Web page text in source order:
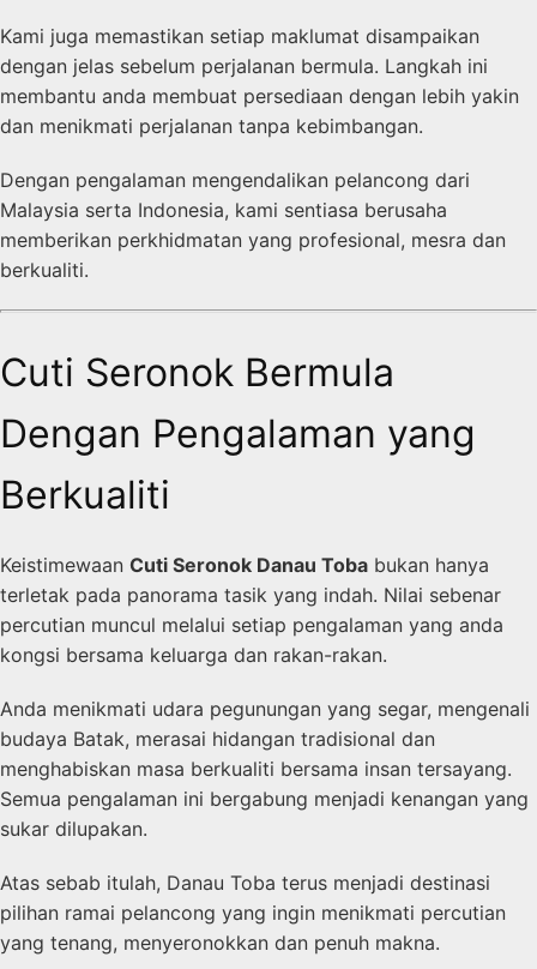
Kami juga memastikan setiap maklumat disampaikan
dengan jelas sebelum perjalanan bermula. Langkah ini
membantu anda membuat persediaan dengan lebih yakin
dan menikmati perjalanan tanpa kebimbangan.
Dengan pengalaman mengendalikan pelancong dari
Malaysia serta Indonesia, kami sentiasa berusaha
memberikan perkhidmatan yang profesional, mesra dan
berkualiti.
Cuti Seronok Bermula
Dengan Pengalaman yang
Berkualiti
Keistimewaan Cuti Seronok Danau Toba bukan hanya
terletak pada panorama tasik yang indah. Nilai sebenar
percutian muncul melalui setiap pengalaman yang anda
kongsi bersama keluarga dan rakan-rakan.
Anda menikmati udara pegunungan yang segar, mengenali
budaya Batak, merasai hidangan tradisional dan
menghabiskan masa berkualiti bersama insan tersayang.
Semua pengalaman ini bergabung menjadi kenangan yang
sukar dilupakan.
Atas sebab itulah, Danau Toba terus menjadi destinasi
pilihan ramai pelancong yang ingin menikmati percutian
yang tenang, menyeronokkan dan penuh makna.